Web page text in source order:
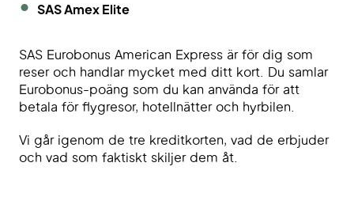
SAS Amex Elite
SAS Eurobonus American Express är för dig som
reser och handlar mycket med ditt kort. Du samlar
Eurobonus-poäng som du kan använda för att
betala för flygresor, hotellnätter och hyrbilen.
Vi går igenom de tre kreditkorten, vad de erbjuder
och vad som faktiskt skiljer dem åt.